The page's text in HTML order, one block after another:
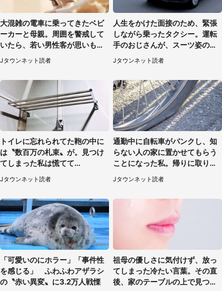
大混雑の電車に乗ってきたベビ
ーカーと母親。周囲を警戒して
いたら、若い男性客が思いもよ
らぬ行動に（東京都・50代女
性）
Jタウンネット読者
人生をかけた面接のため、緊張
しながら乗ったタクシー。運転
手のおじさんが、スーツ姿の私
を見て...（福岡県・30代女性）
Jタウンネット読者
トイレに忘れられてた鞄の中に
は〝数百万の札束〟が。見つけ
てしまった私は慌てて...
Jタウンネット読者
通勤中に自転車がパンクし、知
らない人の家に置かせてもらう
ことになった私。帰りに取りに
行くと、なんと...（東京都・40
代女性）
Jタウンネット読者
「可愛いのにホラー」「事件性
を感じる」 ふわふわアザラシ
の〝赤い異変〟に3.2万人戦慄
祖母の優しさに気付けず、放っ
てしまった冷たい言葉。その直
後、家のテーブルの上で見つけ